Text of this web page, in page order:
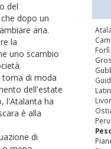
del
che dopo un
aria.
la
uno scambio
di moda
dell'estate
l'Atalanta ha
è alla
di
Forlì